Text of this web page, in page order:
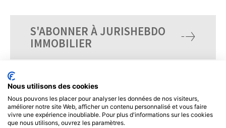
S'ABONNER À JURISHEBDO
IMMOBILIER
Nous utilisons des cookies
Nous pouvons les placer pour analyser les données de nos visiteurs,
améliorer notre site Web, afficher un contenu personnalisé et vous faire
vivre une expérience inoubliable. Pour plus d'informations sur les cookies
que nous utilisons, ouvrez les paramètres.